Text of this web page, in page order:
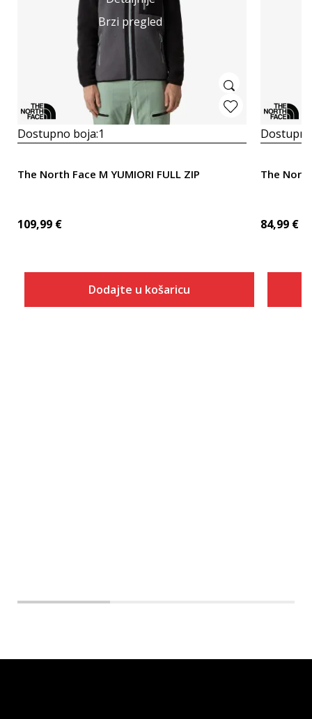
Brzi pregled
Dostupno boja:1
The North Face M YUMIORI FULL ZIP
109,99 €
Dodajte u košaricu
The North
84,99 €